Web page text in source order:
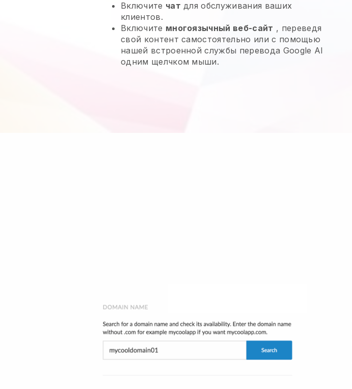
Включите чат для обслуживания ваших
клиентов.
Включите многоязычный веб-сайт , переведя
свой контент самостоятельно или с помощью
нашей встроенной службы перевода Google AI
одним щелчком мыши.